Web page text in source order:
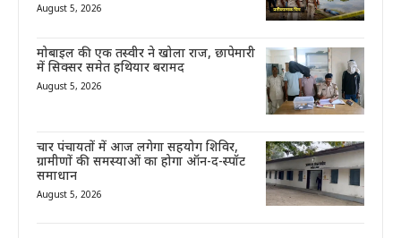
August 5, 2026
मोबाइल की एक तस्वीर ने खोला राज, छापेमारी
में सिक्सर समेत हथियार बरामद
August 5, 2026
चार पंचायतों में आज लगेगा सहयोग शिविर,
ग्रामीणों की समस्याओं का होगा ऑन-द-स्पॉट
समाधान
August 5, 2026